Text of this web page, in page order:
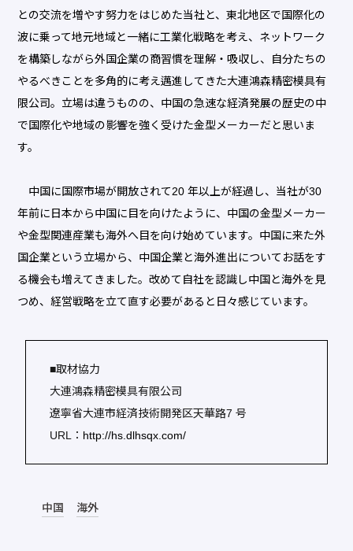
との交流を増やす努力をはじめた当社と、東北地区で国際化の
波に乗って地元地域と一緒に工業化戦略を考え、ネットワーク
を構築しながら外国企業の商習慣を理解・吸収し、自分たちの
やるべきことを多角的に考え邁進してきた大連鴻森精密模具有
限公司。立場は違うものの、中国の急速な経済発展の歴史の中
で国際化や地域の影響を強く受けた金型メーカーだと思いま
す。
中国に国際市場が開放されて20 年以上が経過し、当社が30
年前に日本から中国に目を向けたように、中国の金型メーカー
や金型関連産業も海外へ目を向け始めています。中国に来た外
国企業という立場から、中国企業と海外進出についてお話をす
る機会も増えてきました。改めて自社を認識し中国と海外を見
つめ、経営戦略を立て直す必要があると日々感じています。
■取材協力
大連鴻森精密模具有限公司
遼寧省大連市経済技術開発区天華路7 号
URL： http://hs.dlhsqx.com/
中国 海外